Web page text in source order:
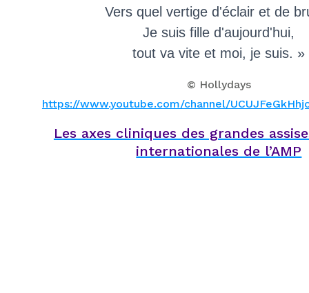
Vers quel vertige d'éclair et de
Je suis fille d'aujourd'hui,
tout va vite et moi, je suis. »
© Hollydays
https://www.youtube.com/channel/
Les axes cliniques des grandes
internationales de l’AMP